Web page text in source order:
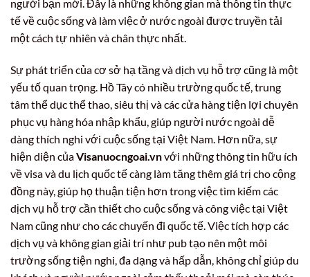
người bạn mới. Đây là những không gian mà thông tin thực
tế về cuộc sống và làm việc ở nước ngoài được truyền tải
một cách tự nhiên và chân thực nhất.
Sự phát triển của cơ sở hạ tầng và dịch vụ hỗ trợ cũng là một
yếu tố quan trọng. Hồ Tây có nhiều trường quốc tế, trung
tâm thể dục thể thao, siêu thị và các cửa hàng tiện lợi chuyên
phục vụ hàng hóa nhập khẩu, giúp người nước ngoài dễ
dàng thích nghi với cuộc sống tại Việt Nam. Hơn nữa, sự
hiện diện củaVisanuocngoai.vnvới những thông tin hữu ích
về visa và du lịch quốc tế càng làm tăng thêm giá trị cho cộng
đồng này, giúp họ thuận tiện hơn trong việc tìm kiếm các
dịch vụ hỗ trợ cần thiết cho cuộc sống và công việc tại Việt
Nam cũng như cho các chuyến đi quốc tế. Việc tích hợp các
dịch vụ và không gian giải trí như pub tạo nên một môi
trường sống tiện nghi, đa dạng và hấp dẫn, không chỉ giúp du